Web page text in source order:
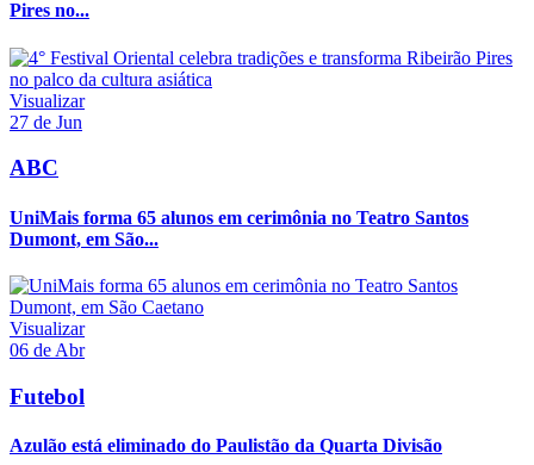
Pires no...
Visualizar
27 de Jun
ABC
UniMais forma 65 alunos em cerimônia no Teatro Santos
Dumont, em São...
Visualizar
06 de Abr
Futebol
Azulão está eliminado do Paulistão da Quarta Divisão